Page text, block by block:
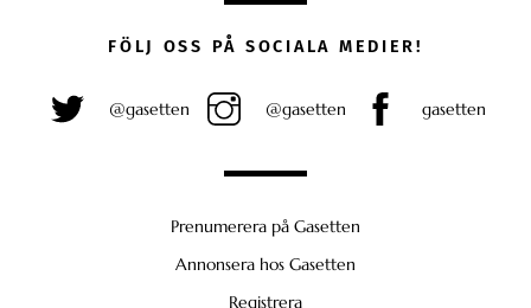
FÖLJ OSS PÅ SOCIALA MEDIER!
@gasetten @gasetten gasetten
Prenumerera på Gasetten
Annonsera hos Gasetten
Registrera